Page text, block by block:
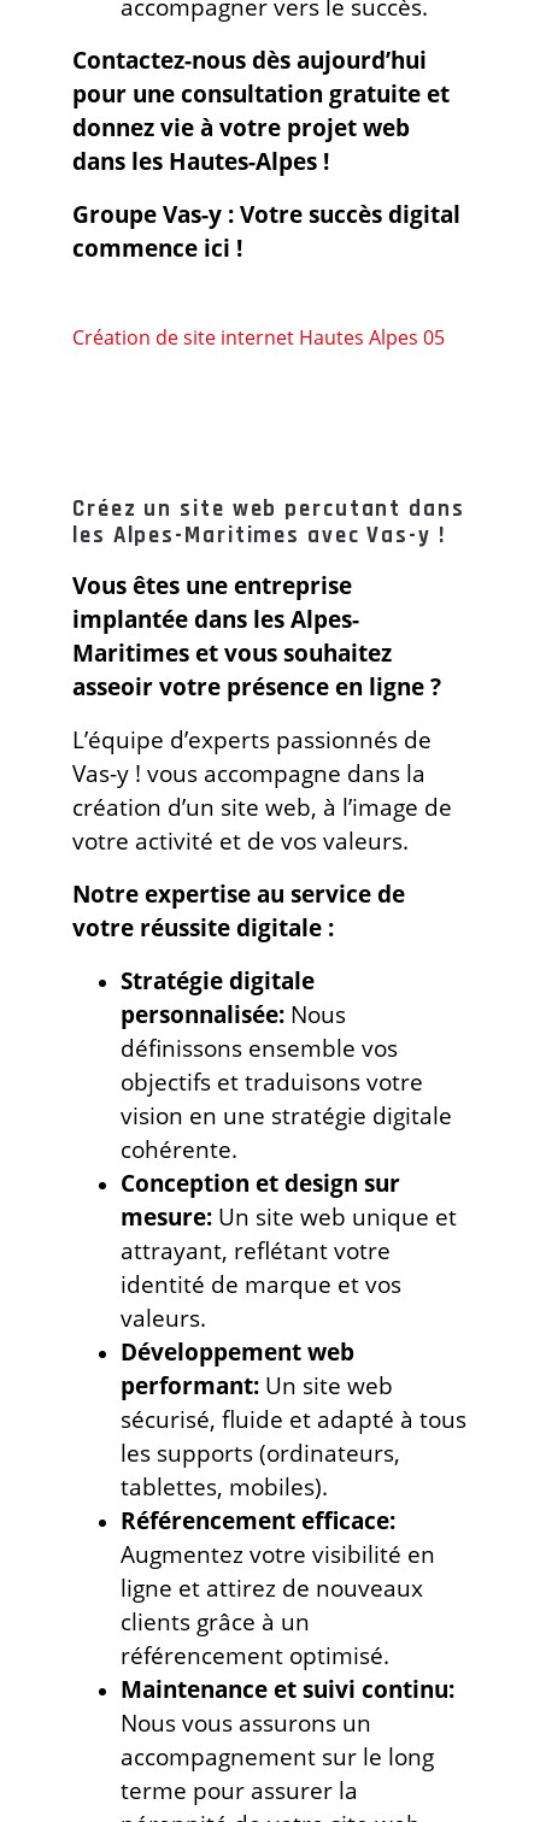
accompagner vers le succès.
Contactez-nous dès aujourd’hui
pour une consultation gratuite et
donnez vie à votre projet web
dans les Hautes-Alpes !
Groupe Vas-y : Votre succès digital
commence ici !
Création de site internet Hautes Alpes 05
Créez un site web percutant dans
les Alpes-Maritimes avec Vas-y !
Vous êtes une entreprise
implantée dans les Alpes-
Maritimes et vous souhaitez
asseoir votre présence en ligne ?
L’équipe d’experts passionnés de
Vas-y ! vous accompagne dans la
création d’un site web, à l’image de
votre activité et de vos valeurs.
Notre expertise au service de
votre réussite digitale :
Stratégie digitale
personnalisée: Nous
définissons ensemble vos
objectifs et traduisons votre
vision en une stratégie digitale
cohérente.
Conception et design sur
mesure: Un site web unique et
attrayant, reflétant votre
identité de marque et vos
valeurs.
Développement web
performant: Un site web
sécurisé, fluide et adapté à tous
les supports (ordinateurs,
tablettes, mobiles).
Référencement efficace:
Augmentez votre visibilité en
ligne et attirez de nouveaux
clients grâce à un
référencement optimisé.
Maintenance et suivi continu:
Nous vous assurons un
accompagnement sur le long
terme pour assurer la